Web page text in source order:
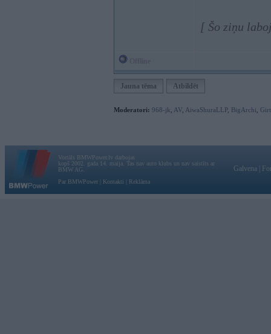
[ Šo ziņu
Jauna tēma Atbildēt
Moderatori: 968-jk AV AiwaShuraLLP, BigArchi
Vortāls BMWPower.lv darbojas
kopš 2002. gada 14. maija. Tas nav auto klubs un nav saistīts ar
BMW AG.
Par BMWPower
Kontakti Reklāma
Galvena